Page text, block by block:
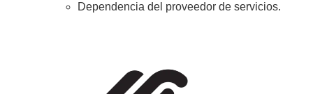
Dependencia del proveedor de servicios.